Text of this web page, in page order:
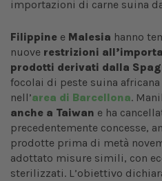
Filippine e Malesia hanno
nuove restrizioni
prodotti derivati dalla
focolai di peste suina
nell’area di Barcellona.
anche a Taiwan e ha
precedentemente concesse,
prodotte prima di metà
adottato misure simili, con
sterilizzati. L’obiettivo